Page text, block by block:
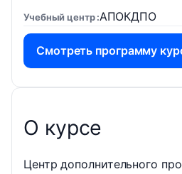
Учебный центр АПОКДПО
Смотреть программу
О курсе
Центр дополнительного